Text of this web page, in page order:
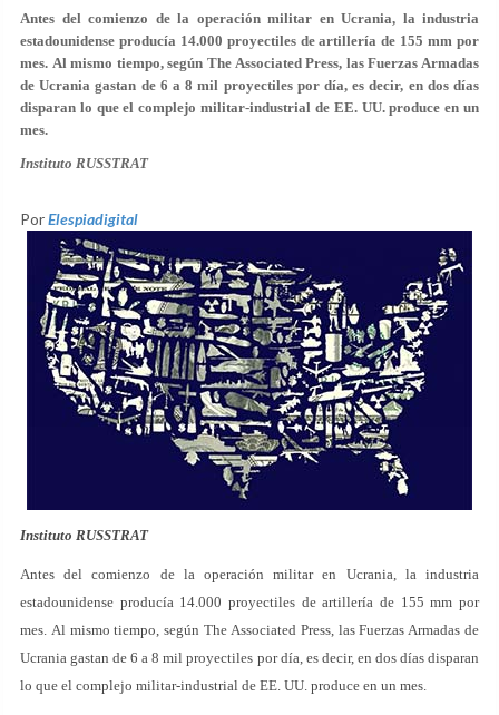
Antes del comienzo de la operación militar en Ucrania, la industria
estadounidense producía 14.000 proyectiles de artillería de 155 mm por
mes. Al mismo tiempo, según The Associated Press, las Fuerzas Armadas
de Ucrania gastan de 6 a 8 mil proyectiles por día, es decir, en dos días
disparan lo que el complejo militar-industrial de EE. UU. produce en un
mes.
Instituto RUSSTRAT
PorElespiadigital
Instituto RUSSTRAT
Antes del comienzo de la operación militar en Ucrania, la industria
estadounidense producía 14.000 proyectiles de artillería de 155 mm por
mes. Al mismo tiempo, según The Associated Press, las Fuerzas Armadas de
Ucrania gastan de 6 a 8 mil proyectiles por día, es decir, en dos días disparan
lo que el complejo militar-industrial de EE. UU. produce en un mes.